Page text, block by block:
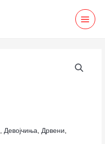
Девојчиња Дрвени